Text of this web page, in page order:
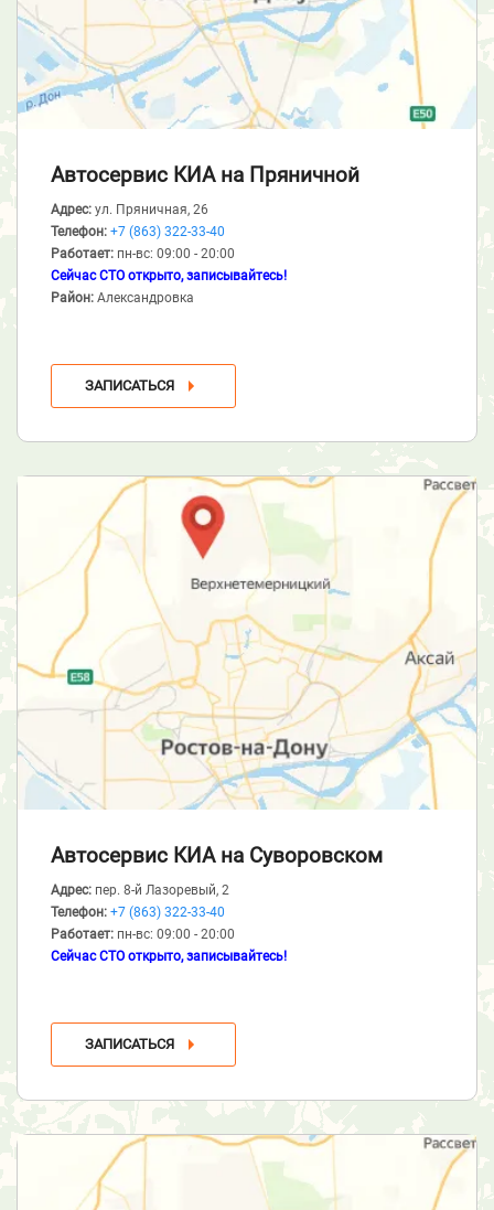
Автосервис КИА на Пряничной
Адрес: ул. Пряничная, 26
Телефон: +7 (863) 322-33-40
Работает: пн-вс: 09:00 - 20:00
Сейчас СТО открыто, записывайтесь!
Район: Александровка
ЗАПИСАТЬСЯ
Автосервис КИА на Суворовском
Адрес: пер. 8-й Лазоревый, 2
Телефон: +7 (863) 322-33-40
Работает: пн-вс: 09:00 - 20:00
Сейчас СТО открыто, записывайтесь!
ЗАПИСАТЬСЯ